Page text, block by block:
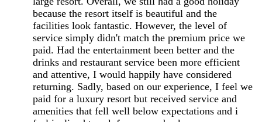
because the resort itself is beautiful and the
facilities look fantastic. However, the level of
service simply didn't match the premium price we
paid. Had the entertainment been better and the
drinks and restaurant service been more efficient
and attentive, I would happily have considered
returning. Sadly, based on our experience, I feel we
paid for a luxury resort but received service and
amenities that fell well below expectations and i